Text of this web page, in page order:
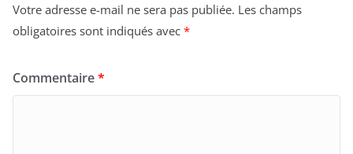
Votre adresse e-mail ne sera pas publiée. Les champs
obligatoires sont indiqués avec *
Commentaire*